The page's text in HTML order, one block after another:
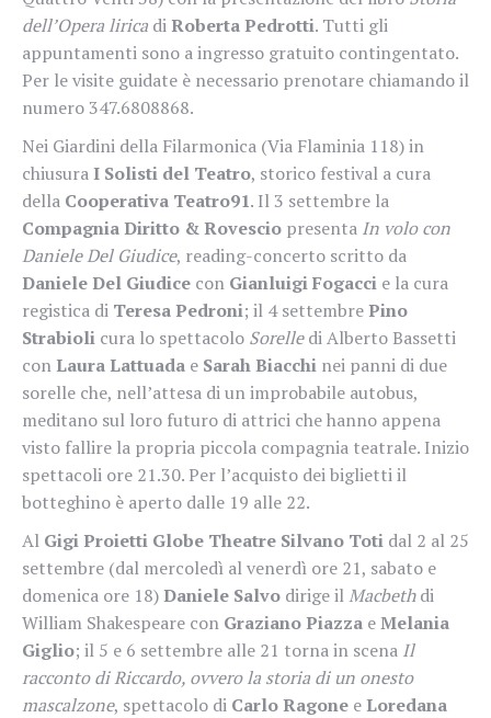
dell’Opera lirica diRoberta Pedrotti. Tutti gli
appuntamenti sono a ingresso gratuito contingentato.
Per le visite guidate è necessario prenotare chiamando il
numero 347.6808868.
Nei Giardini della Filarmonica (Via Flaminia 118) in
chiusura I Solisti del Teatro, storico festival a cura
della Cooperativa Teatro91. Il 3 settembre la
Compagnia Diritto & Rovescio presenta In volo con
Daniele Del Giudice, reading-concerto scritto da
Daniele Del Giudice con Gianluigi Fogacci e la cura
registica di Teresa Pedroni; il 4 settembrePino
Strabioli cura lo spettacolo Sorelledi Alberto Bassetti
conLaura Lattuada e Sarah Biacchi nei panni di due
sorelle che, nell’attesa di un improbabile autobus,
meditano sul loro futuro di attrici che hanno appena
visto fallire la propria piccola compagnia teatrale. Inizio
spettacoli ore 21.30. Per l’acquisto dei biglietti il
botteghino è aperto dalle 19 alle 22.
Al Gigi Proietti Globe Theatre Silvano Toti dal 2 al 25
settembre (dal mercoledì al venerdì ore 21, sabato e
domenica ore 18)Daniele Salvo dirige ilMacbethdi
William Shakespeare con Graziano Piazza eMelania
Giglio; il 5 e 6 settembre alle 21 torna in scena Il
racconto di Riccardo, ovvero la storia di un onesto
mascalzone, spettacolo di Carlo Ragone eLoredana